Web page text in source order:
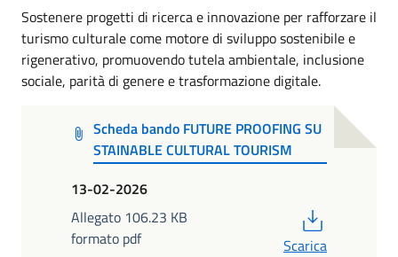
Sostenere progetti di ricerca e innovazione per rafforzare il
turismo culturale come motore di sviluppo sostenibile e
rigenerativo, promuovendo tutela ambientale, inclusione
sociale, parità di genere e trasformazione digitale.
Scheda bando FUTURE PROOFING SU
STAINABLE CULTURAL TOURISM
13-02-2026
Allegato 106.23 KB
formato pdf
Scarica